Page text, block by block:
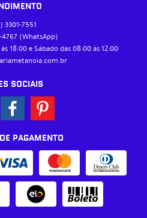
3301-7551
(WhatsApp)
18:00 e Sábado das 08:00 às 12:00
SOCIAIS
PAGAMENTO